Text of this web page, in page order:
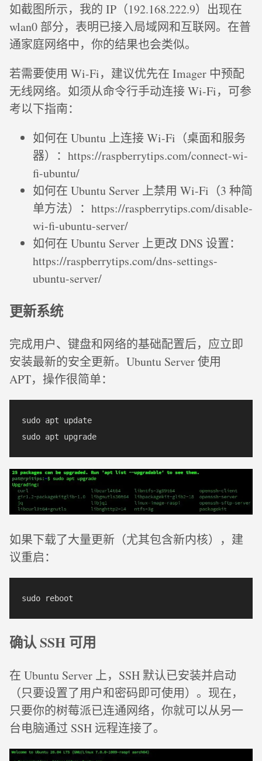
如截图所示，我的 IP（192.168.222.9）出现在
wlan0 部分，表明已接入局域网和互联网。在普
通家庭网络中，你的结果也会类似。
若需要使用 Wi-Fi，建议优先在 Imager 中预配
无线网络。如须从命令行手动连接 Wi-Fi，可参
考以下指南：
如何在 Ubuntu 上连接 Wi-Fi（桌面和服务
器）：https://raspberrytips.com/connect-wi-
fi-ubuntu/
如何在 Ubuntu Server 上禁用 Wi-Fi（3 种简
单方法）：https://raspberrytips.com/disable-
wi-fi-ubuntu-server/
如何在 Ubuntu Server 上更改 DNS 设置：
https://raspberrytips.com/dns-settings-
ubuntu-server/
更新系统
完成用户、键盘和网络的基础配置后，应立即
安装最新的安全更新。Ubuntu Server 使用
APT，操作很简单：
sudo apt update
如果下载了大量更新（尤其包含新内核），建
议重启：
确认 SSH 可用
在 Ubuntu Server 上，SSH 默认已安装并启动
（只要设置了用户和密码即可使用）。现在，
只要你的树莓派已连通网络，你就可以从另一
台电脑通过 SSH 远程连接了。